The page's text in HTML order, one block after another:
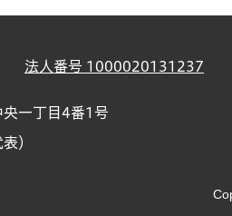
法人番号 1000020131237
一丁目4番1号
）